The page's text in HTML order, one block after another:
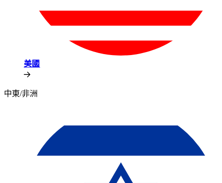
美國​​
中東/非洲​​